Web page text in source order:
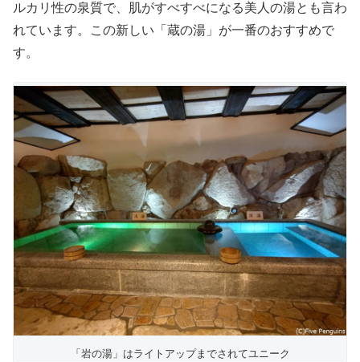
ルカリ性の泉質で、肌がすべすべになる美人の湯とも言わ
れています。この新しい「蔵の湯」が一番のおすすめで
す。
「岩の湯」はライトアップまでされてユニーク